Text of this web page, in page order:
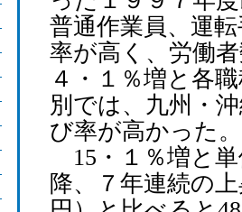
普通作業員、運
率が高く、労働
４・１％増と各
別では、九州・
び率が高かった。
15・１％増と
降、７年連続の